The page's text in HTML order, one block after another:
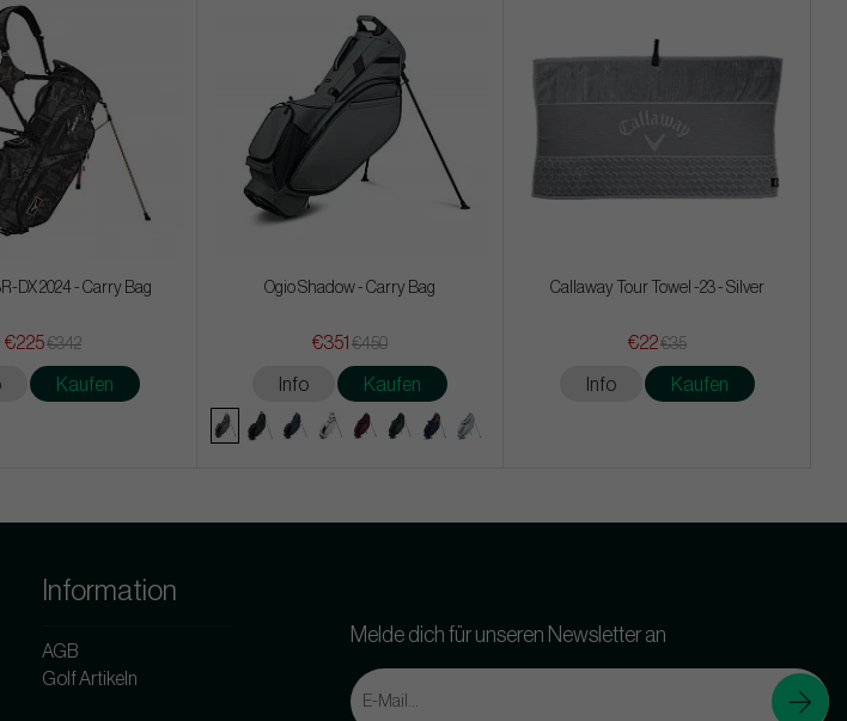
DX 2024 - Carry Bag
€225€342
Kaufen
Ogio Shadow - Carry Bag
€351 €450
Info Kaufen
Callaway Tour Towel -23 - Silver
€22€35
Info Kaufen
Information
AGB
Golf Artikeln
Melde dich für unseren Newsletter an